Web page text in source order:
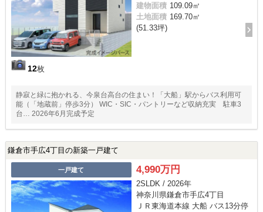
12枚
建物面積 109.09㎡
土地面積 169.70㎡
(51.33坪)
静寂と緑に抱かれる、今泉台高台の住まい！「大船」駅からバス利用可
能（「地蔵前」停歩3分） WIC・SIC・パントリーなど収納充実 駐車3
台… 2026年6月完成予定
鎌倉市手広4丁目の新築一戸建て
一戸建て 4,990万円
2SLDK / 2026年
神奈川県鎌倉市手広4丁目
ＪＲ東海道本線 大船 バス13分停